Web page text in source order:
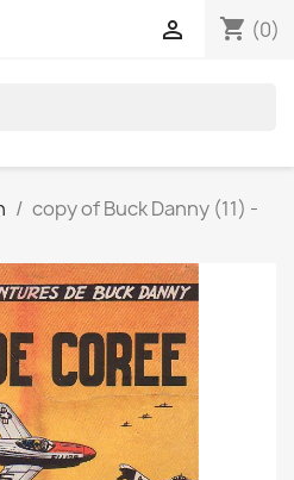
shopping_cart (0)

copy of Buck Danny (11) -